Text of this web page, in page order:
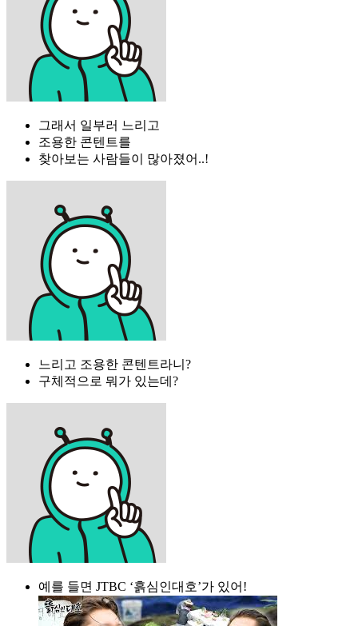
그래서 일부러 느리고
조용한 콘텐트를
찾아보는 사람들이 많아졌어..!
느리고 조용한 콘텐트라니?
구체적으로 뭐가 있는데?
예를 들면 JTBC ‘흙심인대호’가 있어!